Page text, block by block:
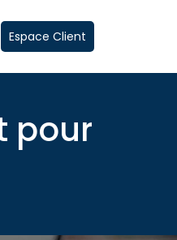
Espace Client
pour